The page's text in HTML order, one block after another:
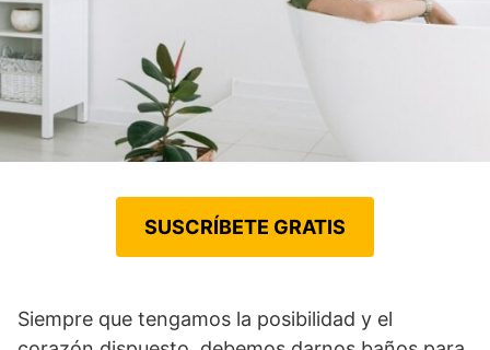
SUSCRÍBETE GRATIS
Siempre que tengamos la posibilidad y el